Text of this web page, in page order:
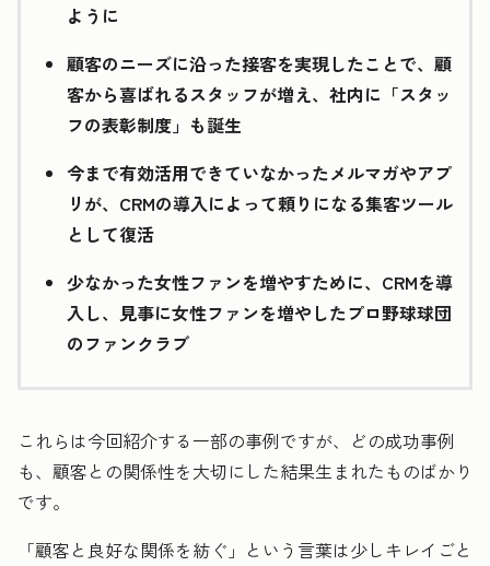
ように
顧客のニーズに沿った接客を実現したことで、顧
客から喜ばれるスタッフが増え、社内に「スタッ
フの表彰制度」も誕生
今まで有効活用できていなかったメルマガやアプ
リが、CRMの導入によって頼りになる集客ツール
として復活
少なかった女性ファンを増やすために、CRMを導
入し、見事に女性ファンを増やしたプロ野球球団
のファンクラブ
これらは今回紹介する一部の事例ですが、どの成功事例
も、顧客との関係性を大切にした結果生まれたものばかり
です。
「顧客と良好な関係を紡ぐ」という言葉は少しキレイごと